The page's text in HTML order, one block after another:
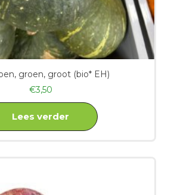
groen, groot (bio* EH)
€3,50
Lees verder